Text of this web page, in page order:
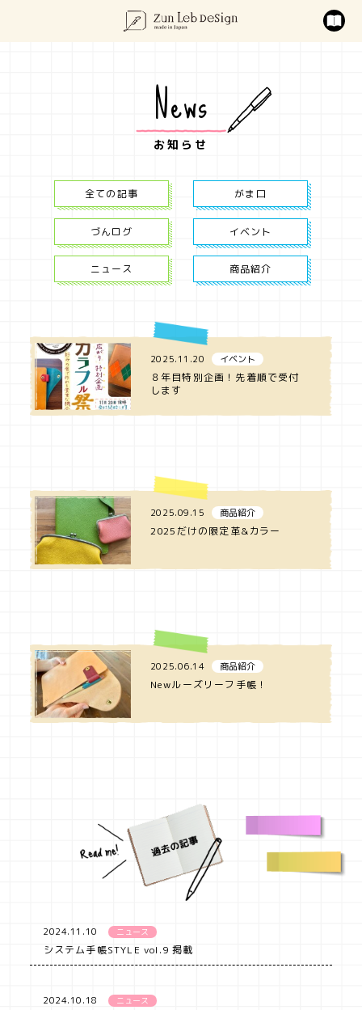
News
お知らせ
全ての記事 がま口
づんログ イベント
ニュース 商品紹介
2025.11.20 イベント
８年目特別企画！先着順で受付
します
2025.09.15 商品紹介
2025だけの限定革&カラー
2025.06.14 商品紹介
Newルーズリーフ手帳！
2024.11.10 ニュース
システム手帳STYLE vol.9 掲載
2024.10.18 ニュース